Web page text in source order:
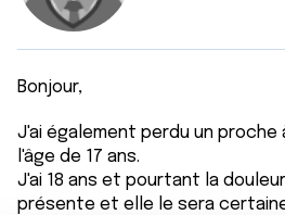
Bonjour,
J'ai également perdu un proche
l'âge de 17 ans.
J'ai 18 ans et pourtant la
présente et elle le sera